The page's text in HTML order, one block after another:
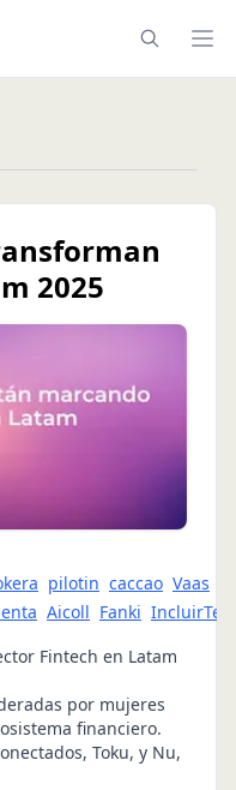
2025
pilotin caccao Vaas
Aicoll Fanki IncluirTec
Fintech en Latam
por mujeres
financiero.
Toku, y Nu,